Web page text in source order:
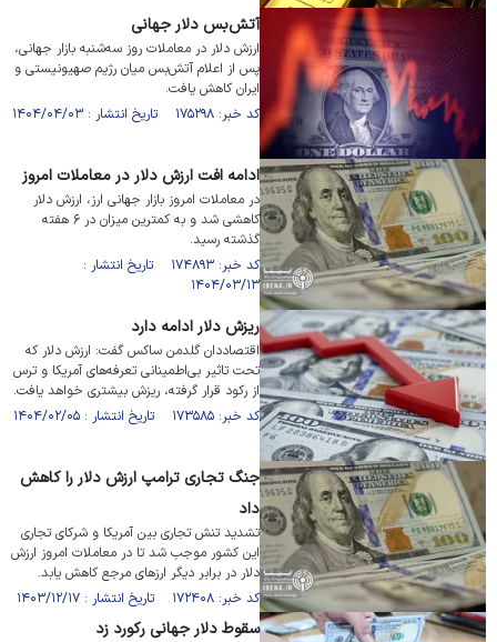
آتش‌بس دلار جهانی
ارزش دلار در معاملات روز سه‌شنبه بازار جهانی،
پس از اعلام آتش‌بس میان رژیم صهیونیستی و
ایران کاهش یافت.
کد خبر: ۱۷۵۲۹۸ تاریخ انتشار : ۱۴۰۴/۰۴/۰۳
ادامه افت ارزش دلار در معاملات امروز
در معاملات امروز بازار جهانی ارز، ارزش دلار
کاهشی شد و به کمترین میزان در ۶ هفته
گذشته رسید.
کد خبر: ۱۷۴۸۹۳ تاریخ انتشار :
۱۴۰۴/۰۳/۱۳
ریزش دلار ادامه دارد
اقتصاددان گلدمن ساکس گفت: ارزش دلار که
تحت تاثیر بی‌اطمینانی تعرفه‌های آمریکا و ترس
از رکود قرار گرفته، ریزش بیشتری خواهد یافت.
کد خبر: ۱۷۳۵۸۵ تاریخ انتشار : ۱۴۰۴/۰۲/۰۵
جنگ تجاری ترامپ ارزش دلار را کاهش
داد
تشدید تنش تجاری بین آمریکا و شرکای تجاری
این کشور موجب شد تا در معاملات امروز ارزش
دلار در برابر دیگر ارز‌های مرجع کاهش یابد.
کد خبر: ۱۷۲۴۰۸ تاریخ انتشار : ۱۴۰۳/۱۲/۱۷
سقوط دلار جهانی رکورد زد